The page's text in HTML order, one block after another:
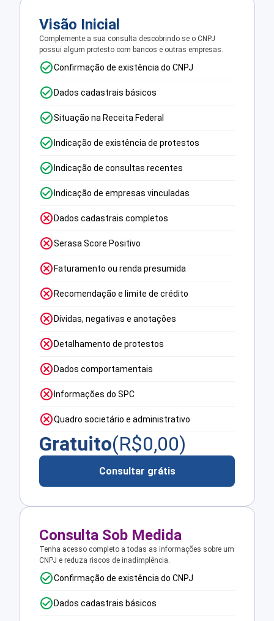
Visão Inicial
Complemente a sua consulta descobrindo se o CNPJ
possui algum protesto com bancos e outras empresas.
Confirmação de existência do CNPJ
Dados cadastrais básicos
Situação na Receita Federal
Indicação de existência de protestos
Indicação de consultas recentes
Indicação de empresas vinculadas
Dados cadastrais completos
Serasa Score Positivo
Faturamento ou renda presumida
Recomendação e limite de crédito
Dívidas, negativas e anotações
Detalhamento de protestos
Dados comportamentais
Informações do SPC
Quadro societário e administrativo
Gratuito(R$0,00)
Consultar grátis
Consulta Sob Medida
Tenha acesso completo a todas as informações sobre um
CNPJ e reduza riscos de inadimplência.
Confirmação de existência do CNPJ
Dados cadastrais básicos